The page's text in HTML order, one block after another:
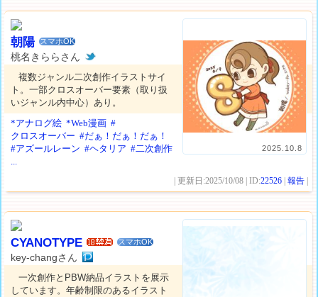
2025.10.8
朝陽 スマホOK
桃名きららさん
複数ジャンル二次創作イラストサイ
ト。一部クロスオーバー要素（取り扱
いジャンル内中心）あり。
*アナログ絵 *Web漫画 #
クロスオーバー #だぁ！だぁ！だぁ！
#アズールレーン #ヘタリア #二次創作
...
| 更新日:2025/10/08 | ID:22526 |報告
CYANOTYPE スマホOK
key-changさん
一次創作とPBW納品イラストを展示
しています。年齢制限のあるイラスト